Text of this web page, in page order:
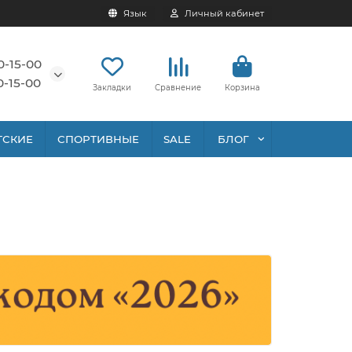
Язык Личный кабинет
15-00
15-00
Закладки Сравнение Корзина
СПОРТИВНЫЕ SALE БЛОГ